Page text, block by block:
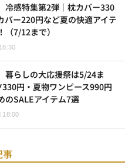
冷感特集第2弾｜枕カバー330
バー220円など夏の快適アイテ
（7/12まで）
暮らしの大応援祭は5/24ま
円・夏物ワンピース990円
のSALEアイテム7選
18:00
事